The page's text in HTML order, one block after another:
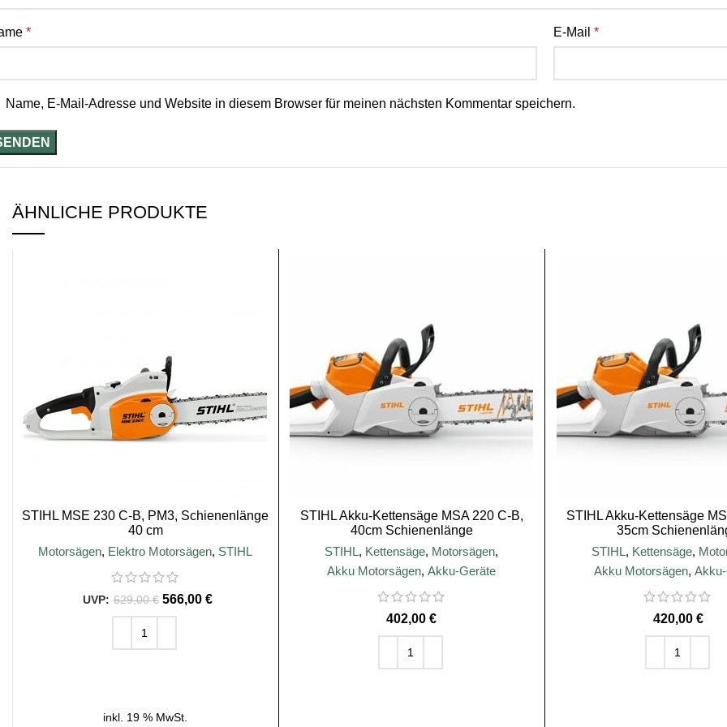
* E-Mail *
Name, E-Mail-Adresse und Website in diesem Browser für meinen nächsten Kommentar speichern.
ÄHNLICHE PRODUKTE
STIHL MSE 230 C-B, PM3, Schienenlänge
40 cm
Motorsägen, Elektro Motorsägen, STIHL
629,00€ 566,00 €
inkl. 19 % MwSt.
STIHL Akku-Kettensäge MSA 220 C-B,
40cm Schienenlänge
STIHL, Kettensäge, Motorsägen,
Akku Motorsägen,Akku-Geräte
€
STIHL Akku-Kettensäge
35cm
STIHL, Kettensäge,
Akku Motorsägen,
€